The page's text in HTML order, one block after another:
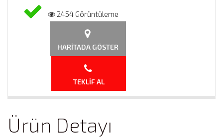
2454 Görüntüleme
HARITADA GÖSTER
TEKLIF AL
Ürün Detayı